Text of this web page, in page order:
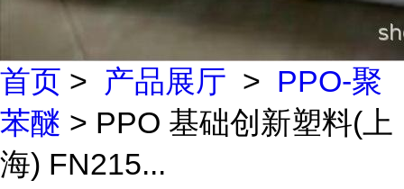
首页 > 产品展厅 > PPO-聚
苯醚 > PPO 基础创新塑料(上
海) FN215...